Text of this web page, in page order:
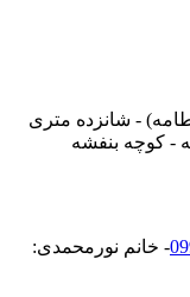
- شانزده متری
- کوچه بنفشه
- خانم نورمحمدی: